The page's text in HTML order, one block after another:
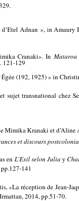
Adnan », in Amaury
Cranaki». In
121-129
(192, 1925) » in
sujet transnational chez
Mimika Kranaki et
et discours
en L’Exil selon Julia y
141
«La réception de Jean-
2014, pp.51-70.